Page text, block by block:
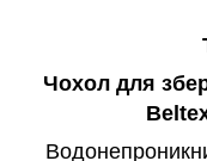
Чохол для